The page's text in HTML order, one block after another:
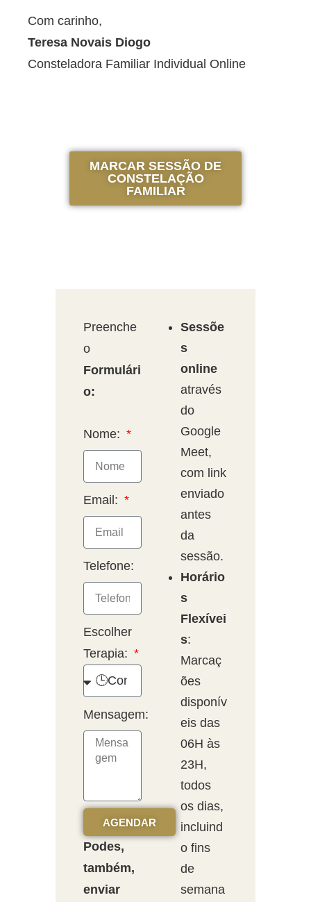
Com carinho,
Teresa Novais Diogo
Consteladora Familiar Individual Online
MARCAR SESSÃO DE
CONSTELAÇÃO
FAMILIAR
Preenche
o
Formulári
o:
Nome:
Email:
Telefone:
Escolher
Terapia:
Mensagem:
AGENDAR
Podes,
também,
enviar
Sessõe
s
online
através
do
Google
Meet,
com link
enviado
antes
da
sessão.
Horário
s
Flexívei
s:
Marcaç
ões
disponív
eis das
06H às
23H,
todos
os dias,
incluind
o fins
de
semana